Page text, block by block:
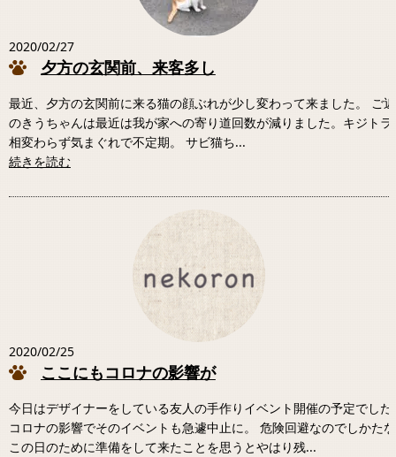
2020/02/27
夕方の玄関前、来客多し
最近、夕方の玄関前に来る猫の顔ぶれが少し変わって来ました。 ご
のきうちゃんは最近は我が家への寄り道回数が減りました。キジトラ
相変わらず気まぐれで不定期。 サビ猫ち...
続きを読む
2020/02/25
ここにもコロナの影響が
今日はデザイナーをしている友人の手作りイベント開催の予定でした
コロナの影響でそのイベントも急遽中止に。 危険回避なのでしかた
この日のために準備をして来たことを思うとやはり残...